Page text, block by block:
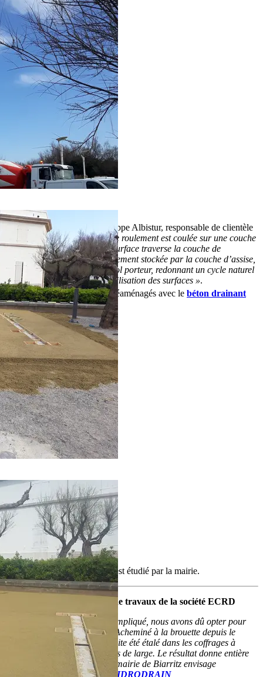
est simple, explique Jean-Philippe Albistur, responsable de clientèle
chez Unibéton :une couche de roulement est coulée sur une couche
d’assise très aérée. L’eau de surface traverse la couche de
roulement pour être temporairement stockée par la couche d’assise,
avant d’être absorbée par le sol porteur, redonnant un cycle naturel
à l’eau et évitant l’imperméabilisation des surfaces ».
300 m2ont pour l’instant été réaménagés avec le béton drainant
IDRODRAIN
mais un projet plus important est étudié par la mairie.
Alain Cuburu, conducteur de travaux de la société ECRD
L’accès au chantier étant compliqué, nous avons dû opter pour
une mise en œuvre manuelle. Acheminé à la brouette depuis le
camion toupie, le béton a ensuite été étalé dans les coffrages à
l’aide d’un rouleau de 3 mètres de large. Le résultat donne entière
satisfaction, à tel point que la mairie de Biarritz envisage
béton drainant IDRODRAIN